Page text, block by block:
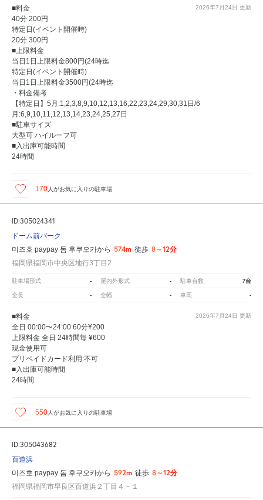
2026年7月24日 更新
■料金
40分 200円
特定日(イベント開催時)
20分 300円
■上限料金
当日1日上限料金800円(24時迄
特定日(イベント開催時)
当日1日上限料金3500円(24時迄
・料金備考
【特定日】5月:1,2,3,8,9,10,12,13,16,22,23,24,29,30,31日/6
月:6,9,10,11,12,13,14,23,24,25,27日
■駐車サイズ
大型可 ハイルーフ可
■入出庫可能時間
24時間
170 人がお気に入りの駐車場
ID:305024341
ドーム前パーク
미즈호 paypay 돔 후쿠오카から 574m 徒歩 8～12分
福岡県福岡市中央区地行3丁目2
駐車場形式 - 屋内外形式 - 駐車台数 7台
全長 - 全幅 - 車高 -
2026年7月24日 更新
■料金
全日 00:00〜24:00 60分¥200
上限料金 全日 24時間毎 ¥600
現金使用可
プリペイドカード利用:不可
■入出庫可能時間
24時間
550 人がお気に入りの駐車場
ID:305043682
百道浜
미즈호 paypay 돔 후쿠오카から 592m 徒歩 8～12分
福岡県福岡市早良区百道浜２丁目４－１